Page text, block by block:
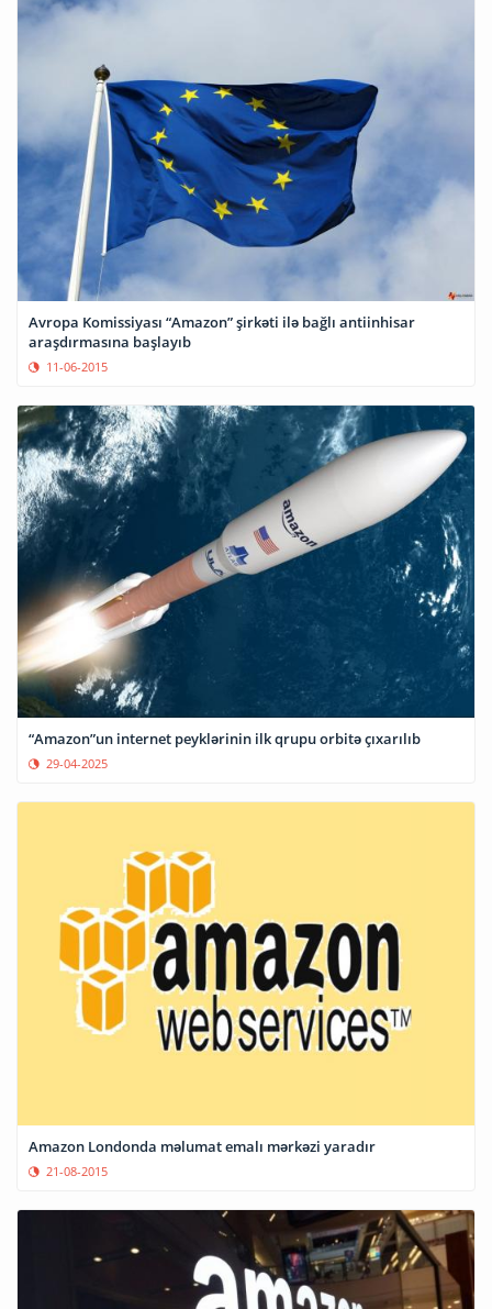
Avropa Komissiyası “Amazon” şirkəti ilə bağlı antiinhisar
araşdırmasına başlayıb
11-06-2015
“Amazon”un internet peyklərinin ilk qrupu orbitə çıxarılıb
29-04-2025
Amazon Londonda məlumat emalı mərkəzi yaradır
21-08-2015